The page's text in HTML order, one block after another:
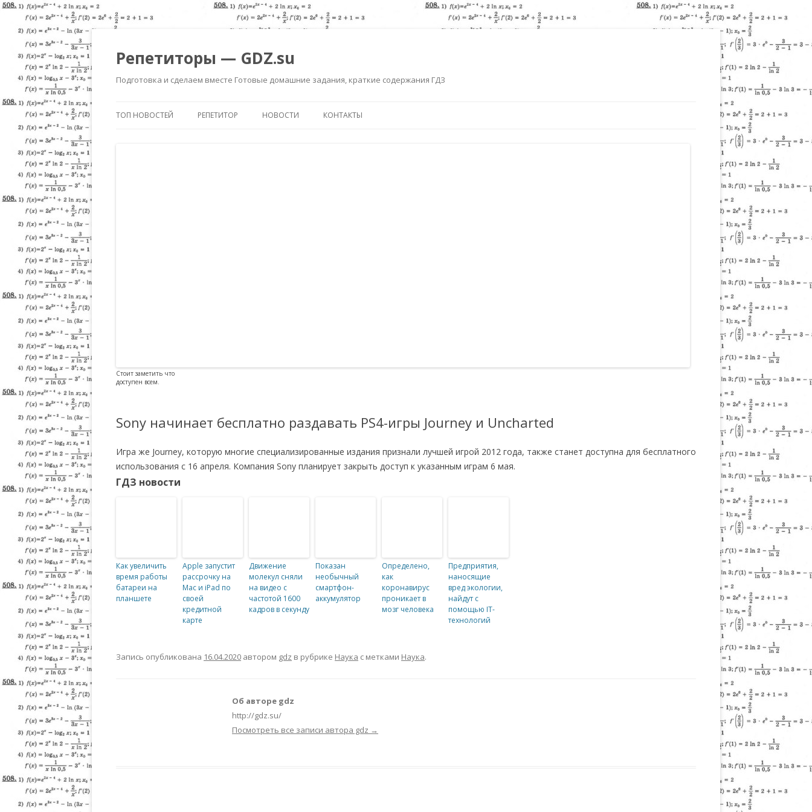
Репетиторы — GDZ.su
Подготовка и сделаем вместе Готовые домашние задания, краткие содержания ГДЗ
ТОП НОВОСТЕЙ РЕПЕТИТОР НОВОСТИ КОНТАКТЫ
Стоит заметить что
доступен всем.
Sony начинает бесплатно раздавать PS4-игры Journey и Uncharted
Игра же Journey, которую многие специализированные издания признали лучшей игрой 2012 года, также станет доступна для бесплатного
использования с 16 апреля. Компания Sony планирует закрыть доступ к указанным играм 6 мая.
ГДЗ новости
Как увеличить
время работы
батареи на
планшете
Apple запустит
рассрочку на
Mac и iPad по
своей
кредитной
карте
Движение
молекул сняли
на видео с
частотой 1600
кадров в секунду
Показан
необычный
смартфон-
аккумулятор
Определено,
как
коронавирус
проникает в
мозг человека
Предприятия,
наносящие
вред экологии,
найдут с
помощью IT-
технологий
Запись опубликована 16.04.2020 автором gdz в рубрике Наука с метками Наука.
Об авторе gdz
http://gdz.su/
Посмотреть все записи автора gdz →